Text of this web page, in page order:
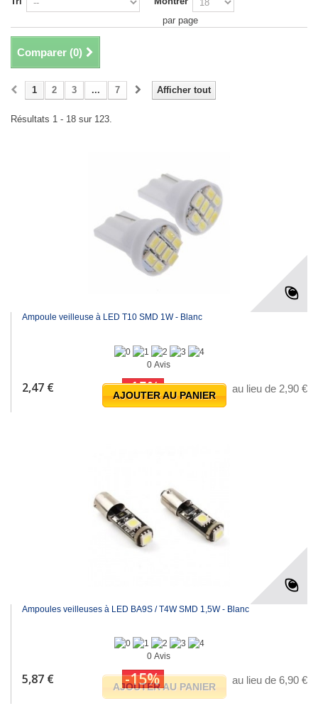
par page
Comparer (0)
Afficher tout
1 2 3 ... 7
Résultats 1 - 18 sur 123.
Ampoule veilleuse à LED T10 SMD 1W - Blanc
0 Avis
2,47 € au lieu de 2,90 €
-15%
AJOUTER AU PANIER
Ampoules veilleuses à LED BA9S / T4W SMD 1,5W - Blanc
0 Avis
5,87 € au lieu de 6,90 €
-15%
AJOUTER AU PANIER